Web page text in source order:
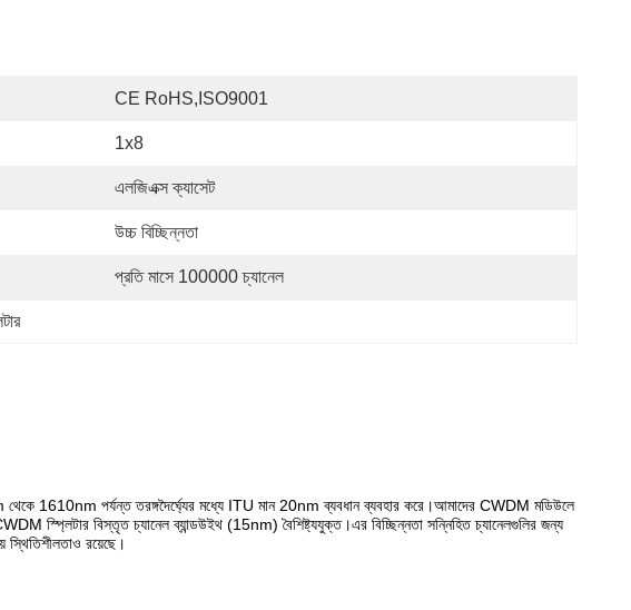
CE RoHS,ISO9001
1x8
এলজিএক্স ক্যাসেট
উচ্চ বিচ্ছিন্নতা
প্রতি মাসে 100000 চ্যানেল
1610nm পর্যন্ত তরঙ্গদৈর্ঘ্যের মধ্যে ITU মান 20nm ব্যবধান ব্যবহার করে।আমাদের CWDM মডিউলে
CWDM স্প্লিটার বিস্তৃত চ্যানেল ব্যান্ডউইথ (15nm) বৈশিষ্ট্যযুক্ত।এর বিচ্ছিন্নতা সন্নিহিত চ্যানেলগুলির জন্য
স্থিতিশীলতাও রয়েছে।